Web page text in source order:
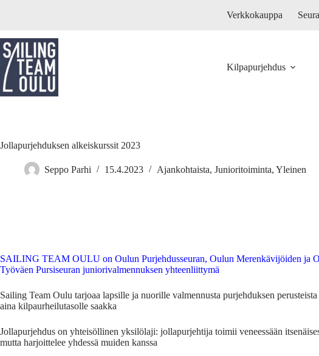
Verkkokauppa
Kilpapurjehdus
Jollapurjehduksen alkeiskurssit 2023
Seppo Parhi 15.4.2023 Ajankohtaista, Junioritoiminta, Yleinen
SAILING TEAM OULU on Oulun Purjehdusseuran, Oulun Merenkävijöiden ja
Työväen Pursiseuran juniorivalmennuksen yhteenliittymä
Sailing Team Oulu tarjoaa lapsille ja nuorille valmennusta purjehduksen perusteista
aina kilpaurheilutasolle saakka
Jollapurjehdus on yhteisöllinen yksilölaji: jollapurjehtija toimii veneessään
mutta harjoittelee yhdessä muiden kanssa